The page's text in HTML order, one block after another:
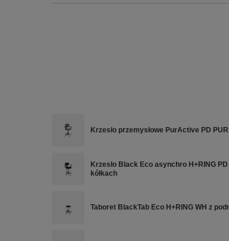
Krzesło przemysłowe PurActive PD
Krzesło Black Eco asynchro H+RING
kółkach
Taboret BlackTab Eco H+RING WH z